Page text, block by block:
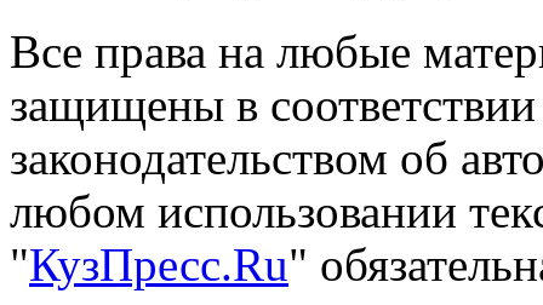
Все права на любые
защищены в
законодательством об
любом использовании
"КузПресс.Ru"